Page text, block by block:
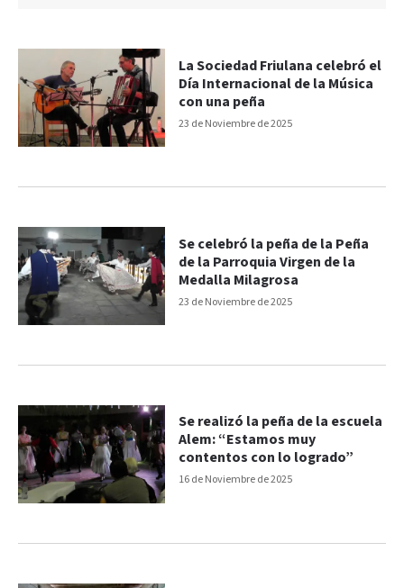
23 de Noviembre de 2025
La Sociedad Friulana celebró el
Día Internacional de la Música
con una peña
23 de Noviembre de 2025
Se celebró la peña de la Peña
de la Parroquia Virgen de la
Medalla Milagrosa
16 de Noviembre de 2025
Se realizó la peña de la escuela
Alem: “Estamos muy
contentos con lo logrado”